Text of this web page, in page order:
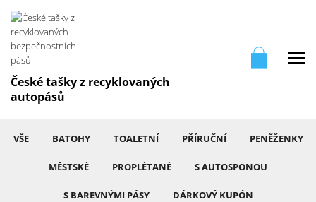
České tašky z recyklovaných
autopásů
VŠE BATOHY TOALETNÍ PŘÍRUČNÍ PENĚŽENKY
MĚSTSKÉ PROPLÉTANÉ S AUTOSPONOU
S BAREVNÝMI PÁSY DÁRKOVÝ KUPÓN